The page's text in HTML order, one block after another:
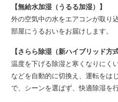
【無給水加湿（うるる加湿）】
外の空気中の水をエアコンが取り
部屋にうるおいをお届けします。
【さらら除湿（新ハイブリッド方式
温度を下げる除湿と寒くなりにく
などを自動的に切換え、運転をは
で、シーンを選ばず、快適除湿を